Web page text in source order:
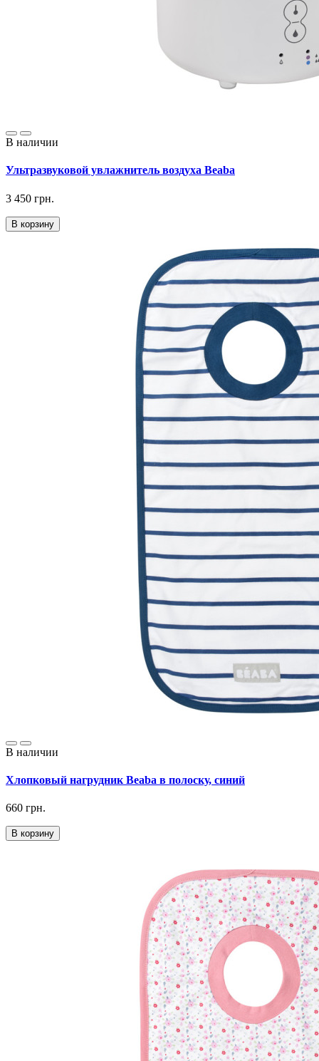
В наличии
Ультразвуковой увлажнитель воздуха Beaba
3 450 грн.
В корзину
В наличии
Хлопковый нагрудник Beaba в полоску, синий
660 грн.
В корзину